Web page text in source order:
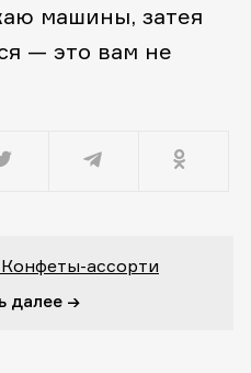
машины, затея
— это вам не
ассорти
далее →